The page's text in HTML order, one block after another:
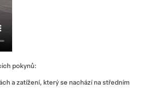
pokynů:
a zatížení, který se nachází na středním